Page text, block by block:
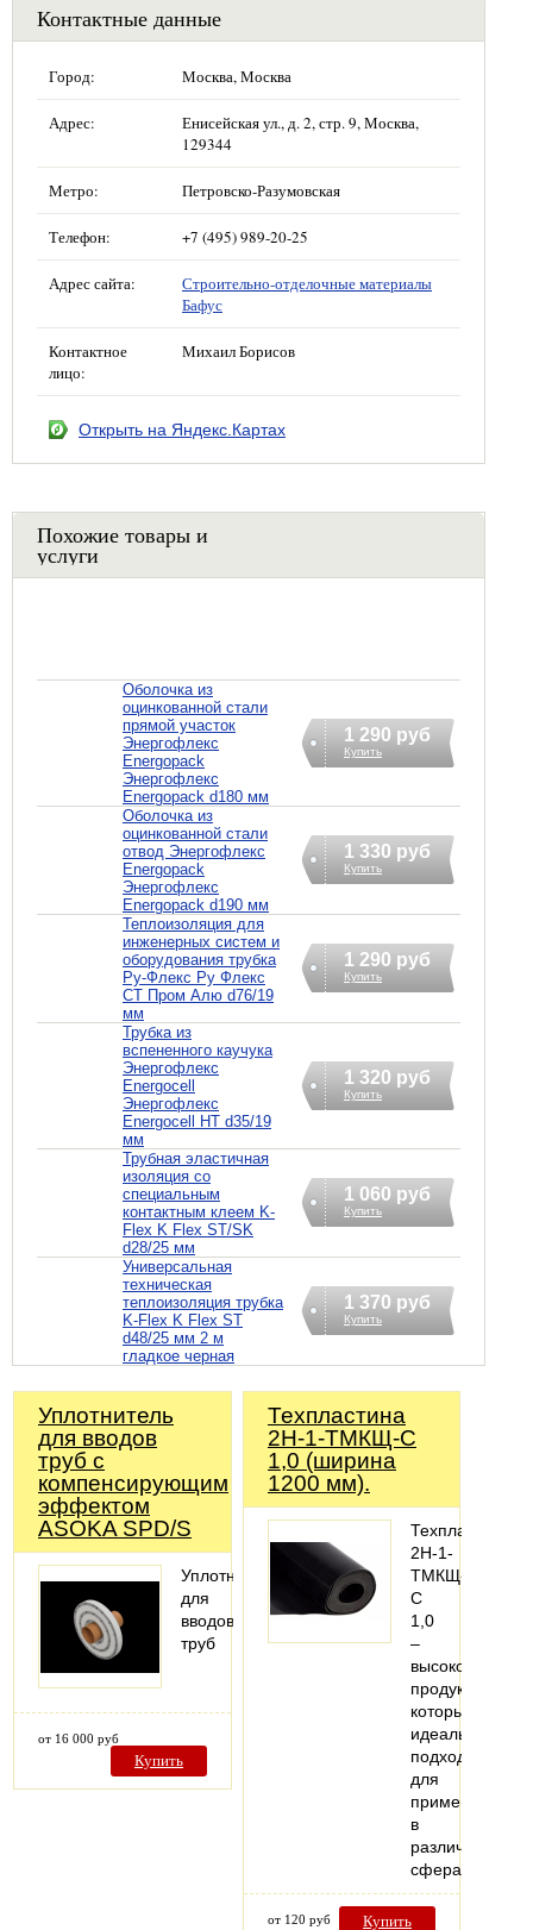
Контактные данные
Город: Москва, Москва
Адрес:
Енисейская ул., д. 2, стр. 9, Москва,
129344
Метро: Петровско-Разумовская
Телефон: +7 (495) 989-20-25
Адрес сайта:
Строительно-отделочные материалы
Бафус
Контактное
лицо:
Михаил Борисов
Открыть на Яндекс.Картах
Похожие товары и
услуги
Оболочка из
оцинкованной стали
прямой участок
Энергофлекс
Energopack
Энергофлекс
Energopack d180 мм
1 290 руб
Купить
Оболочка из
оцинкованной стали
отвод Энергофлекс
Energopack
Энергофлекс
Energopack d190 мм
1 330 руб
Купить
Теплоизоляция для
инженерных систем и
оборудования трубка
Ру-Флекс Ру Флекс
СТ Пром Алю d76/19
мм
1 290 руб
Купить
Трубка из
вспененного каучука
Энергофлекс
Energocell
Энергофлекс
Energocell HT d35/19
мм
1 320 руб
Купить
Трубная эластичная
изоляция со
специальным
контактным клеем K-
Flex K Flex ST/SK
d28/25 мм
1 060 руб
Купить
Универсальная
техническая
теплоизоляция трубка
K-Flex K Flex ST
d48/25 мм 2 м
гладкое черная
1 370 руб
Купить
Уплотнитель
для вводов
труб с
компенсирующим
эффектом
ASOKA SPD/S
Уплотнитель
для
вводов
труб
от 16 000 руб
Купить
Техпластина
2Н-1-ТМКЩ-С
1,0 (ширина
1200 мм).
Техпластина
2Н-1-
ТМКЩ-
С
1,0
–
продукт,
который
идеально
подходит
для
применения
в
различных
сферах.
от 120 руб Купить